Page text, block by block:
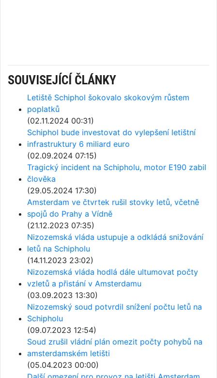
SOUVISEJÍCÍ ČLÁNKY
Letiště Schiphol šokovalo skokovým růstem
poplatků
(02.11.2024 00:31)
Schiphol bude investovat do vylepšení letištní
infrastruktury 6 miliard euro
(02.09.2024 07:15)
Tragický incident na Schipholu, motor E190 zabil
člověka
(29.05.2024 17:30)
Amsterdam ve čtvrtek rušil stovky letů, včetně
spojů do Prahy a Vídně
(21.12.2023 07:35)
Nizozemská vláda ustupuje a odkládá snižování
letů na Schipholu
(14.11.2023 23:02)
Nizozemská vláda hodlá dále ultumovat počty
vzletů a přistání v Amsterdamu
(03.09.2023 13:30)
Nizozemský soud potvrdil snížení počtu letů na
Schipholu
(09.07.2023 12:54)
Soud zrušil vládní plán omezit počty pohybů na
amsterdamském letišti
(05.04.2023 00:00)